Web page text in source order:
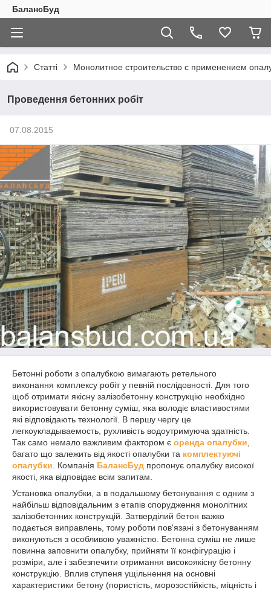
БалансБуд
Статті Монолитное строительство с применением
Проведення бетонних робіт
07.08.2015
Бетонні роботи з опалубкою вимагають ретельного
виконання комплексу робіт у певній послідовності. Для того
щоб отримати якісну залізобетонну конструкцію необхідно
використовувати бетонну суміш, яка володіє властивостями
які відповідають технології. В першу чергу це
легкоукладываемость, рухливість водоутримуюча здатність.
Так само немало важливим фактором є оренда опалубки
багато що залежить від якості опалубки та комплектуючі
опалубки . Компанія БалансБуд пропонує опалубку високої
якості, яка відповідає всім запитам.
Установка опалубки, а в подальшому бетонування є одним з
найбільш відповідальним з етапів спорудження монолітних
залізобетонних конструкцій. Затверділий бетон важко
подається виправлень, тому роботи пов'язані з бетонуванням
виконуються з особливою уважністю. Бетонна суміш не лише
повинна заповнити опалубку, прийняти її конфігурацію і
розміри, але і забезпечити отримання високоякісну бетонну
конструкцію. Вплив ступеня ущільнення на основні
характеристики бетону (пористість, морозостійкість, міцність і